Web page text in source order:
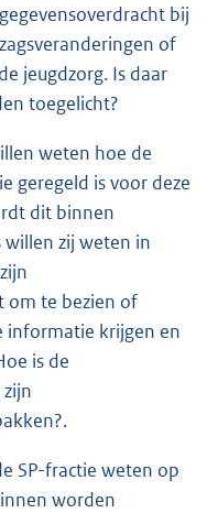
bij
of
jeugdzorg. Is daar
toegelicht?
weten hoe de
geregeld is voor deze
dit binnen
willen zij weten in
te bezien of
informatie krijgen en
is de
SP-fractie weten op
worden